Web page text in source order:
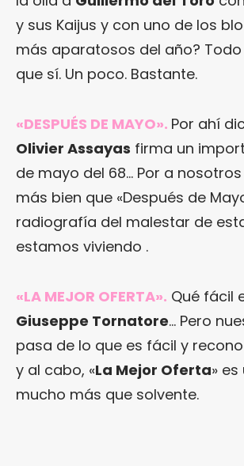
y sus Kaijus y con uno de los
más aparatosos del año?
que sí. Un poco. Bastante.
«DESPUÉS DE MAYO». Por ahí
Olivier Assayas firma un
de mayo del 68… Por a
más bien que «Después de
radiografía del malestar de
estamos viviendo .
«LA MEJOR OFERTA». Qué fácil
Giuseppe Tornatore… Pero
pasa de lo que es fácil y
y al cabo, «La Mejor Oferta»
mucho más que solvente.